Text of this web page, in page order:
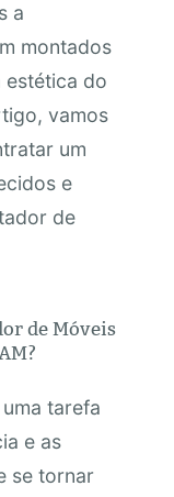
a
montados
estética do
vamos
um
e
de
de Móveis
tarefa
e as
se tornar